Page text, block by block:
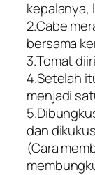
kepalanya,
2.Cabe
bersama
3.Tomat
4.Setelah
menjadi
dan
(Cara